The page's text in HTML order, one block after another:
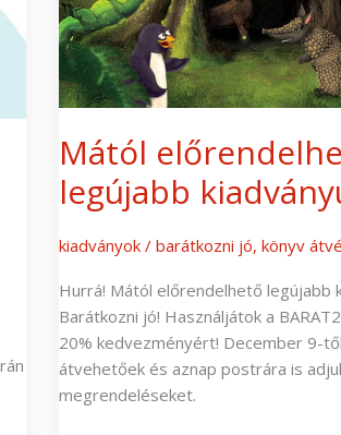
Mától
legújabb
kiadványok/ barátkozni jó, könyv
Hurrá! Mától előrendelhető legújabb
Barátkozni jó! Használjátok a
20% kedvezményért! December 9-
átvehetőek és aznap postrára is
megrendeléseket.